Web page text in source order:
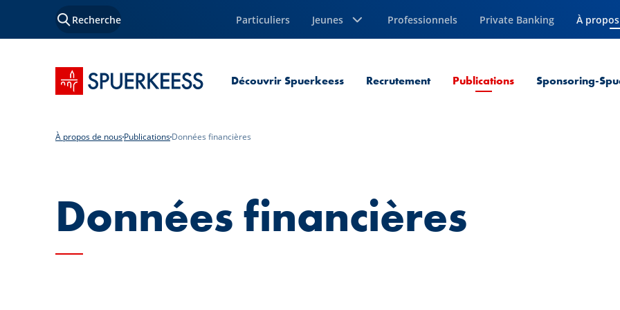
Recherche Particuliers Jeunes Professionnels Private Banking À
Page
Accueil SPUERKEESS Découvrir Spuerkeess Recrutement PublicationsPage courante
Sponsoring-
À propos de nousPublicationsDonnées financières
Données financières